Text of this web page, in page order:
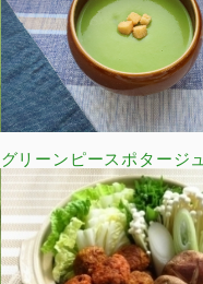
グリーンピースポタージュ